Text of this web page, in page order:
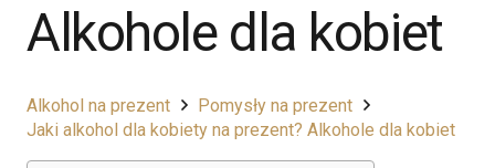
Alkohole dla kobiet
Alkohol na prezent
Pomysły na prezent
Jaki alkohol dla kobiety na prezent? Alkohole dla kobiet